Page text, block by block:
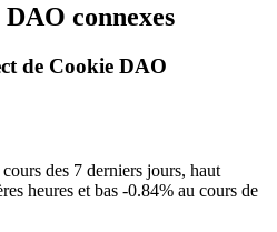
connexes
de Cookie DAO
des 7 derniers jours, haut
heures et bas -0.84% au cours de